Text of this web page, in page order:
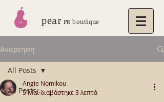
pear PR boutique
Ανάρτηση
All Posts
All Posts
Angie Nomikou
5 Μαΐδιαβάστηκε 3 λεπτά